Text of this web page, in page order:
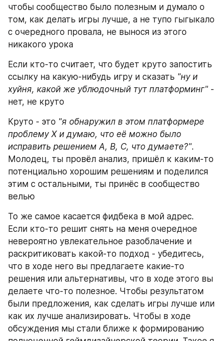
чтобы сообщество было полезным и думало о
том, как делать игры лучше, а не тупо гыгыкало
с очередного провала, не вынося из этого
никакого урока
Если кто-то считает, что будет круто запостить
ссылку на какую-нибудь игру и сказать "ну и
хуйня, какой же ублюдочный тут платформинг" -
нет, не круто
Круто - это "я обнаружил в этом платформере
проблему X и думаю, что её можно было
исправить решением A, B, C, что думаете?".
Молодец, ты провёл анализ, пришёл к каким-то
потенциально хорошим решениям и поделился
этим с остальными, ты принёс в сообщество
велью
То же самое касается фидбека в мой адрес.
Если кто-то решит снять на меня очередное
невероятно увлекательное разоблачение и
раскритиковать какой-то подход - убедитесь,
что в ходе него вы предлагаете какие-то
решения или альтернативы, что в ходе этого вы
делаете что-то полезное. Чтобы результатом
были предложения, как сделать игры лучше или
как их лучше анализировать. Чтобы в ходе
обсуждения мы стали ближе к формированию